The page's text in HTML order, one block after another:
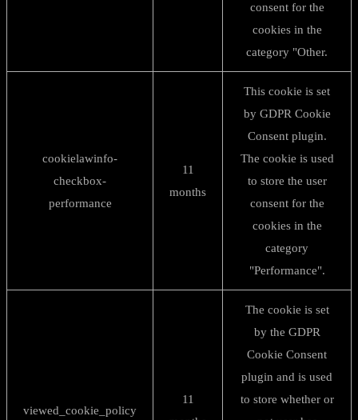
consent for the
cookies in the
category "Other.
cookielawinfo-
checkbox-
performance
11
months
This cookie is set
by GDPR Cookie
Consent plugin.
The cookie is used
to store the user
consent for the
cookies in the
category
"Performance".
viewed_cookie_policy
11
The cookie is set
by the GDPR
Cookie Consent
plugin and is used
to store whether or